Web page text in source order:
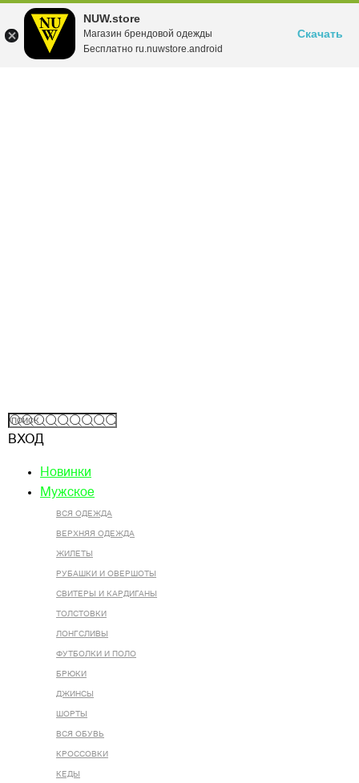
NUW.store
Магазин брендовой одежды
Бесплатно ru.nuwstore.android
Скачать
ВХОД
Новинки
Мужское
ВСЯ ОДЕЖДА
ВЕРХНЯЯ ОДЕЖДА
ЖИЛЕТЫ
РУБАШКИ И ОВЕРШОТЫ
СВИТЕРЫ И КАРДИГАНЫ
ТОЛСТОВКИ
ЛОНГСЛИВЫ
ФУТБОЛКИ И ПОЛО
БРЮКИ
ДЖИНСЫ
ШОРТЫ
ВСЯ ОБУВЬ
КРОССОВКИ
КЕДЫ